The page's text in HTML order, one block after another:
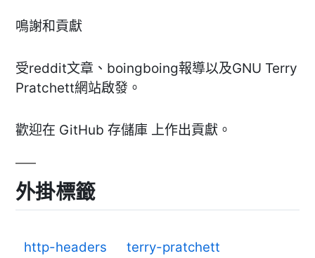
鳴謝和貢獻
受reddit文章、boingboing報導以及GNU Terry
Pratchett網站啟發。
歡迎在 GitHub 存儲庫 上作出貢獻。
外掛標籤
http-headers terry-pratchett